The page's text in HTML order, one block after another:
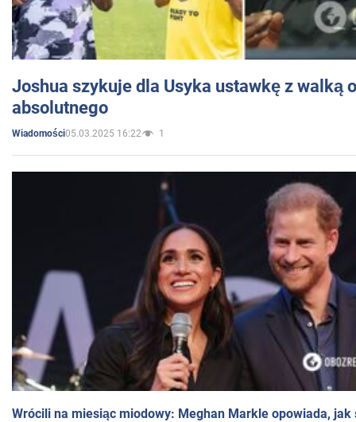
Joshua szykuje dla Usyka ustawkę z walką
absolutnego
Wiadomości05.03.2025 16:22 1
Wrócili na miesiąc miodowy: Meghan Markle opowiada, jak